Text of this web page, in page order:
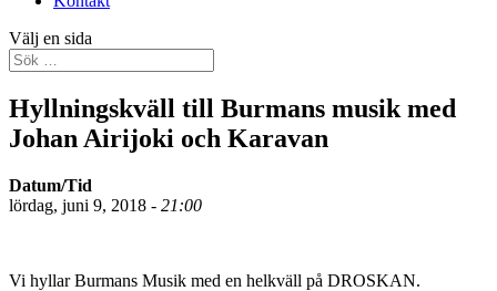
Välj en sida
Hyllningskväll till Burmans musik med
Johan Airijoki och Karavan
Datum/Tid
lördag, juni 9, 2018 - 21:00
Vi hyllar Burmans Musik med en helkväll på DROSKAN.